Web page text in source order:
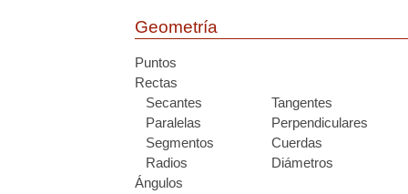
Geometría
Puntos
Rectas
Secantes
Tangentes
Paralelas
Perpendiculares
Segmentos
Cuerdas
Radios
Diámetros
Ángulos